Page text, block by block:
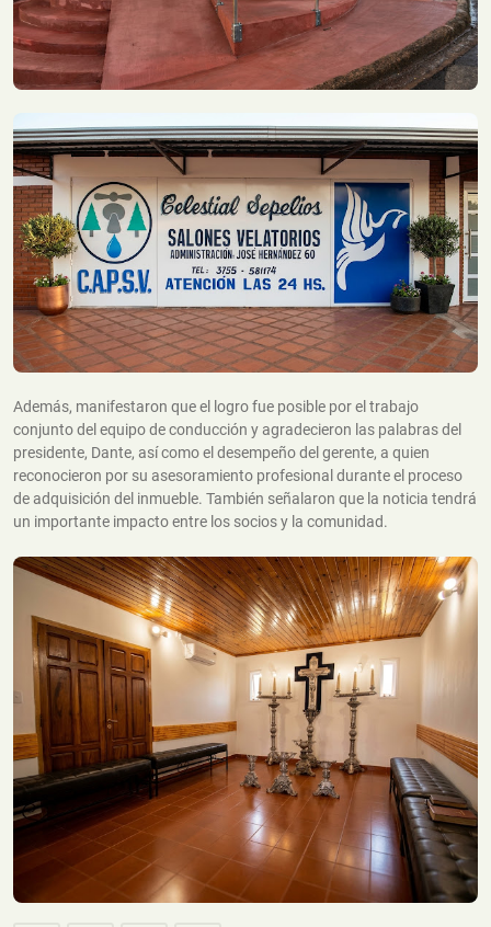
Además, manifestaron que el logro fue posible por el trabajo
conjunto del equipo de conducción y agradecieron las palabras del
presidente, Dante, así como el desempeño del gerente, a quien
reconocieron por su asesoramiento profesional durante el proceso
de adquisición del inmueble. También señalaron que la noticia tendrá
un importante impacto entre los socios y la comunidad.